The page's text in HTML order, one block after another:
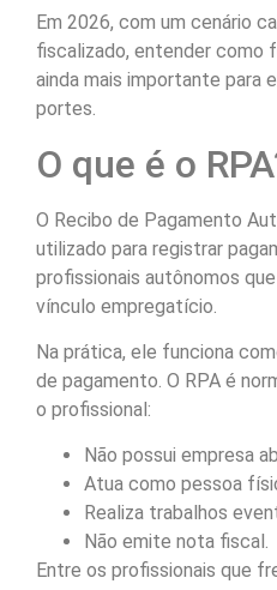
Em 2026, com um cenário
fiscalizado, entender como
ainda mais importante para
portes.
O que é o
O Recibo de Pagamento
utilizado para registrar
profissionais autônomos
vínculo empregatício.
Na prática, ele funciona
de pagamento. O RPA é
o profissional:
Não possui empresa
Atua como pessoa
Realiza trabalhos
Não emite nota fiscal.
Entre os profissionais que